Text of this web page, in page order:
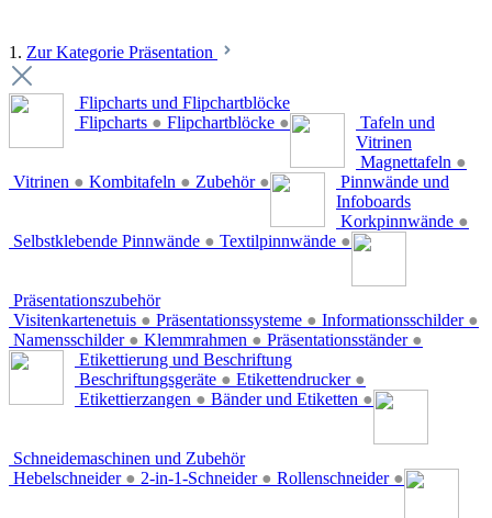
1. Zur Kategorie Präsentation
Flipcharts und Flipchartblöcke
Flipcharts ● Flipchartblöcke ●
Tafeln und
Vitrinen
Magnettafeln ●
Vitrinen ● Kombitafeln ● Zubehör ●
Pinnwände und
Infoboards
Korkpinnwände ●
Selbstklebende Pinnwände ● Textilpinnwände ●
Präsentationszubehör
Visitenkartenetuis ● Präsentationssysteme ● Informationsschilder ●
Namensschilder ● Klemmrahmen ● Präsentationsständer ●
Etikettierung und Beschriftung
Beschriftungsgeräte ● Etikettendrucker ●
Etikettierzangen ● Bänder und Etiketten ●
Schneidemaschinen und Zubehör
Hebelschneider ● 2-in-1-Schneider ● Rollenschneider ●